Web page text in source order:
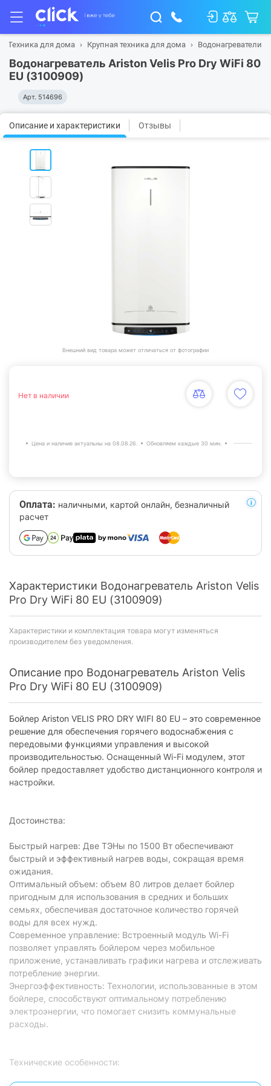
Техника для дома Крупная техника для дома Водонагреватели
Водонагреватель Ariston Velis Pro Dry WiFi 80
EU (3100909)
Арт. 514696
Описание и характеристики Отзывы
Внешний вид товара может отличаться от фотографии
Нет в наличии
Цена и наличие актуальны на 08.08.26. Обновляем каждые 30 мин.
Оплата: наличными, картой онлайн, безналичный
расчет
Характеристики Водонагреватель Ariston Velis
Pro Dry WiFi 80 EU (3100909)
Характеристики и комплектация товара могут изменяться
производителем без уведомления.
Описание про Водонагреватель Ariston Velis
Pro Dry WiFi 80 EU (3100909)
Бойлер Ariston VELIS PRO DRY WIFI 80 EU – это современное
решение для обеспечения горячего водоснабжения с
передовыми функциями управления и высокой
производительностью. Оснащенный Wi-Fi модулем, этот
бойлер предоставляет удобство дистанционного контроля и
настройки.
Достоинства:
Быстрый нагрев: Две ТЭНы по 1500 Вт обеспечивают
быстрый и эффективный нагрев воды, сокращая время
ожидания.
Оптимальный объем: объем 80 литров делает бойлер
пригодным для использования в средних и больших
семьях, обеспечивая достаточное количество горячей
воды для всех нужд.
Современное управление: Встроенный модуль Wi-Fi
позволяет управлять бойлером через мобильное
приложение, устанавливать графики нагрева и отслеживать
потребление энергии.
Энергоэффективность: Технологии, использованные в этом
бойлере, способствуют оптимальному потреблению
электроэнергии, что помогает снизить коммунальные
расходы.
Технические особенности: